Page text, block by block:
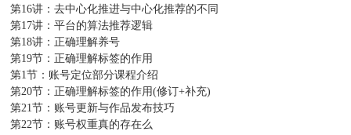
第16讲：去中心化推进与中心化推荐的不同
第17讲：平台的算法推荐逻辑
第18讲：正确理解养号
第19节：正确理解标签的作用
第1节：账号定位部分课程介绍
第20节：正确理解标签的作用(修订+补充)
第21节：账号更新与作品发布技巧
第22节：账号权重真的存在么